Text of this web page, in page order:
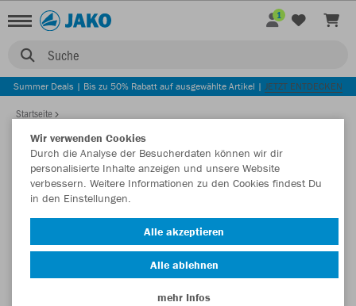
Suche
1
Summer Deals | Bis zu 50% Rabatt auf ausgewählte Artikel | JETZT ENTDECKEN
Startseite
Wir verwenden Cookies
Durch die Analyse der Besucherdaten können wir dir
personalisierte Inhalte anzeigen und unsere Website
verbessern. Weitere Informationen zu den Cookies findest Du
in den Einstellungen.
Alle akzeptieren
Alle ablehnen
mehr Infos